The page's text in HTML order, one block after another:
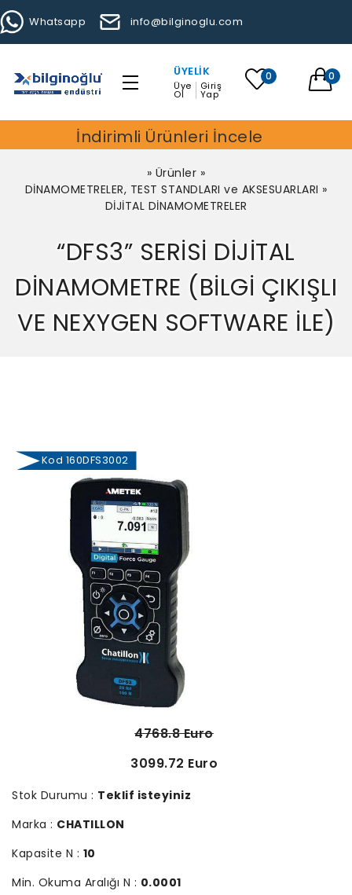
Whatsapp info@bilginoglu.com
ÜYELIK
Üye
Ol
Giriş
Yap
0 0
İndirimli Ürünleri İncele
» Ürünler »
DİNAMOMETRELER, TEST STANDLARI ve AKSESUARLARI »
DİJİTAL DİNAMOMETRELER
“DFS3” SERİSİ DİJİTAL
DİNAMOMETRE (BİLGİ ÇIKIŞLI
VE NEXYGEN SOFTWARE İLE)
Kod 160DFS3002
4768.8 Euro
3099.72 Euro
Stok Durumu : Teklif isteyiniz
Marka : CHATILLON
Kapasite N : 10
Min. Okuma Aralığı N : 0.0001